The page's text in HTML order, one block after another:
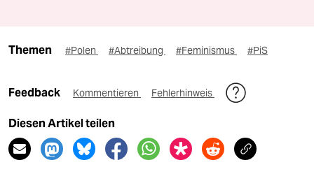
Themen #Polen #Abtreibung #Feminismus #PiS
Feedback Kommentieren Fehlerhinweis
Diesen Artikel teilen